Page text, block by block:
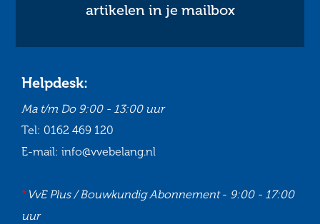
artikelen in je mailbox
Helpdesk:
Ma t/m Do 9:00 - 13:00 uur
Tel: 0162 469 120
E-mail: info@vvebelang.nl
*VvE Plus / Bouwkundig Abonnement- 9:00 - 17:00
uur